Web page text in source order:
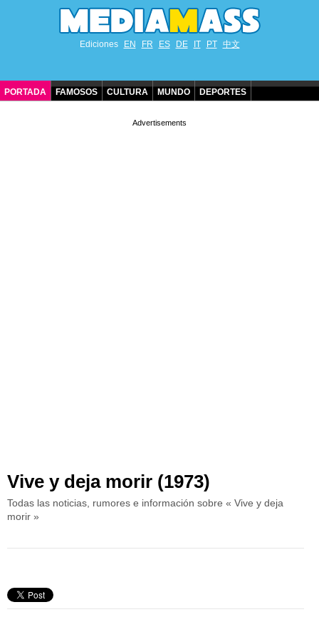
Ediciones EN FR ES DE IT PT 中文
PORTADA FAMOSOS CULTURA MUNDO DEPORTES
Vive y deja morir (1973)
Todas las noticias, rumores e información sobre « Vive y deja
morir »